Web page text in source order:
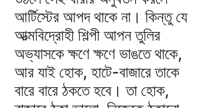
আর্টিস্টের আপদ থাকে না। কিন্তু যে
আত্মবিদ্রোহী শিল্পী আপন তুলির
অভ্যাসকে ক্ষণে ক্ষণে ভাঙতে থাকে,
আর যাই হোক, হাটে-বাজারে তাকে
বারে বারে ঠকতে হবে। তা হোক,